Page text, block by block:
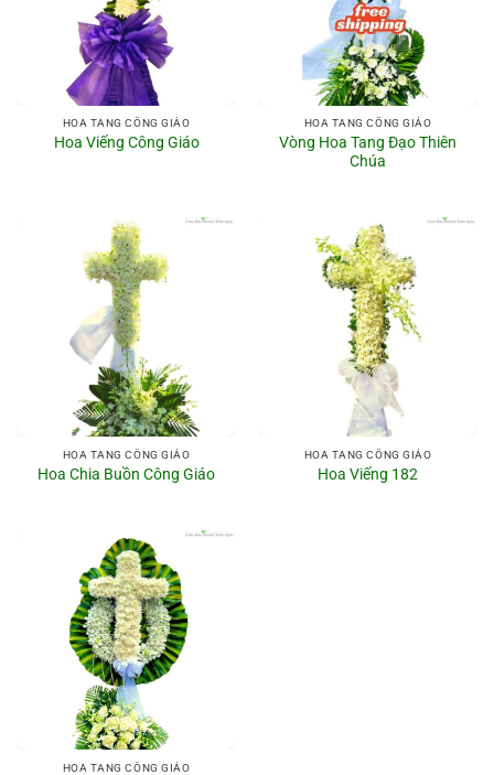
HOA TANG CÔNG GIÁO
Hoa Viếng Công Giáo
HOA TANG CÔNG GIÁO
Vòng Hoa Tang Đạo Thiên
Chúa
HOA TANG CÔNG GIÁO
Hoa Chia Buồn Công Giáo
HOA TANG CÔNG GIÁO
Hoa Viếng 182
HOA TANG CÔNG GIÁO